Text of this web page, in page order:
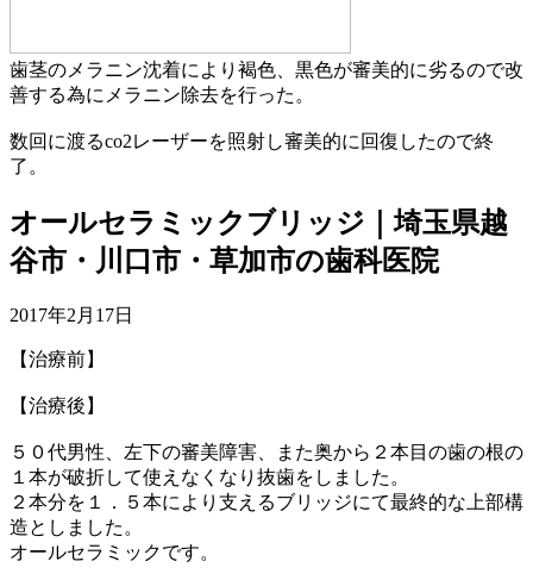
歯茎のメラニン沈着により褐色、黒色が審美的に劣るので改
善する為にメラニン除去を行った。
数回に渡るco2レーザーを照射し審美的に回復したので終
了。
オールセラミックブリッジ｜埼玉県越
谷市・川口市・草加市の歯科医院
2017年2月17日
【治療前】
【治療後】
５０代男性、左下の審美障害、また奥から２本目の歯の根の
１本が破折して使えなくなり抜歯をしました。
２本分を１．５本により支えるブリッジにて最終的な上部構
造としました。
オールセラミックです。